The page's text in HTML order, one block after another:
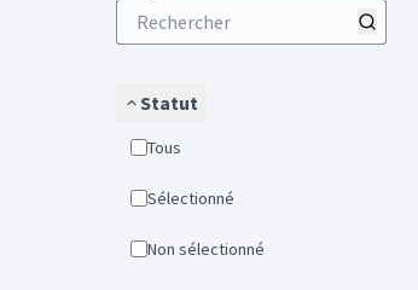
Statut
Tous
Sélectionné
Non sélectionné